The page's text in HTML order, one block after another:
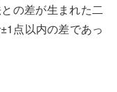
の差が生まれた二
点以内の差であっ